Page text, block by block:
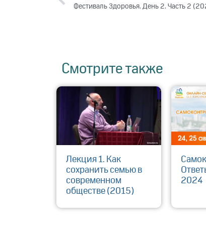
Фестиваль Здоровья. День 2. Часть 2
Смотрите также
Лекция 1. Как
сохранить семью в
современном
обществе (2015)
2024